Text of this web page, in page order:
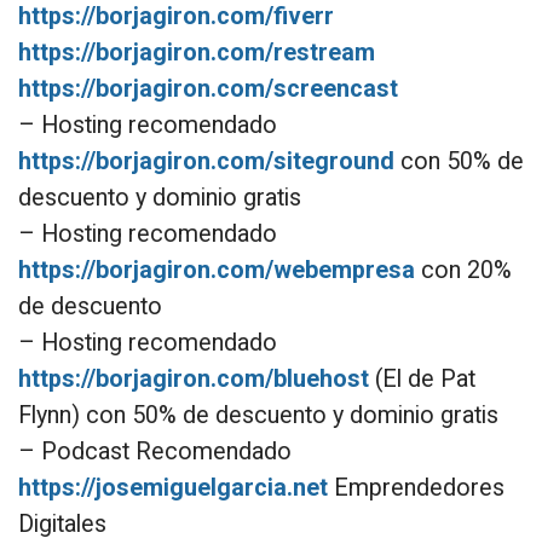
https://borjagiron.com/fiverr
https://borjagiron.com/restream
https://borjagiron.com/screencast
– Hosting recomendado
https://borjagiron.com/siteground con 50% de
descuento y dominio gratis
– Hosting recomendado
https://borjagiron.com/webempresa con 20%
de descuento
– Hosting recomendado
https://borjagiron.com/bluehost (El de Pat
Flynn) con 50% de descuento y dominio gratis
– Podcast Recomendado
https://josemiguelgarcia.net Emprendedores
Digitales